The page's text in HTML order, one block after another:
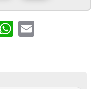
WhatsApp
Email